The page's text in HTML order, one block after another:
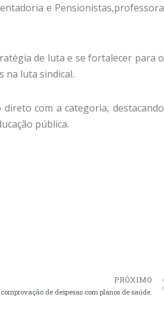
e Pensionistas,professora
de luta e se fortalecer para o
na luta sindical.
com a categoria, destacando
pública.
PRÓXIMO
de despesas com planos de saúde.